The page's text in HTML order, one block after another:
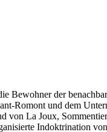
Bewohner der
Romont und dem
von La Joux,
Indoktrination